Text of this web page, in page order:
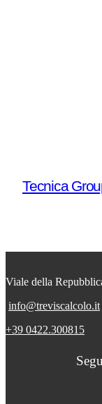
Tecnica
Viale della
info@treviscalcolo.it
+39 0422.300815